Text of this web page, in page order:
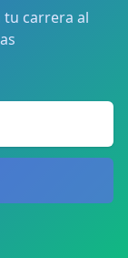
tu carrera al